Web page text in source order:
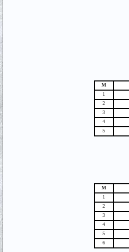
М
1
2
3
4
5
М
1
2
3
4
5
6